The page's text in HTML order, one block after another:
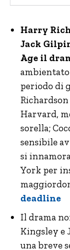
Harry
Jack
Age il
ambientato
periodo di
Harvard,
sorella;
sensibile
si
York per
deadline
Il drama
Kingsley e
una breve